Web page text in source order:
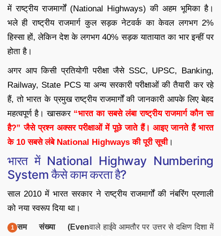
में राष्ट्रीय राजमार्गों (National Highways) की अहम भूमिका है।
भले ही राष्ट्रीय राजमार्ग कुल सड़क नेटवर्क का केवल लगभग 2%
हिस्सा हों, लेकिन देश के लगभग 40% सड़क यातायात का भार इन्हीं पर
होता है।
अगर आप किसी प्रतियोगी परीक्षा जैसे SSC, UPSC, Banking,
Railway, State PCS या अन्य सरकारी परीक्षाओं की तैयारी कर रहे
हैं, तो भारत के प्रमुख राष्ट्रीय राजमार्गों की जानकारी आपके लिए बेहद
महत्वपूर्ण है। खासकर “भारत का सबसे लंबा राष्ट्रीय राजमार्ग कौन सा
है?” जैसे प्रश्न अक्सर परीक्षाओं में पूछे जाते हैं। आइए जानते हैं भारत
के 10 सबसे लंबे National Highways की पूरी सूची।
भारत में National Highway Numbering
System कैसे काम करता है?
साल 2010 में भारत सरकार ने राष्ट्रीय राजमार्गों की नंबरिंग प्रणाली
को नया स्वरूप दिया था।
सम संख्या (Evenवाले हाईवे आमतौर पर उत्तर से दक्षिण दिशा में